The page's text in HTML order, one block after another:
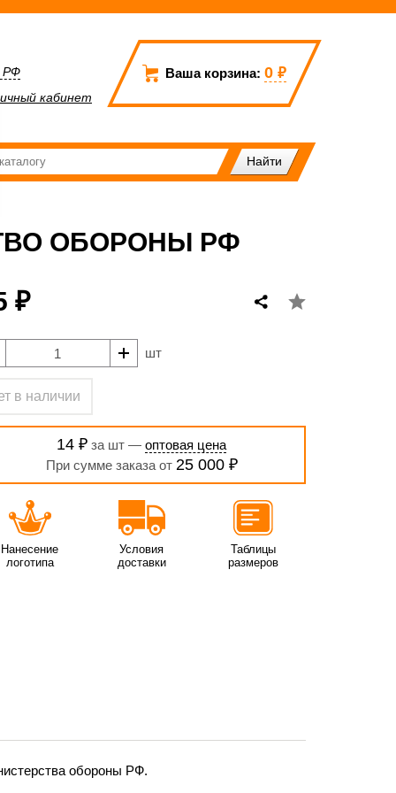
Ваша корзина: 0 ₽
РФ
кабинет
ОБОРОНЫ РФ
₽
шт
в наличии
14 ₽ за шт —оптовая цена
При сумме заказа от 25 000 ₽
обороны РФ.
Нанесение
логотипа
Условия
доставки
Таблицы
размеров